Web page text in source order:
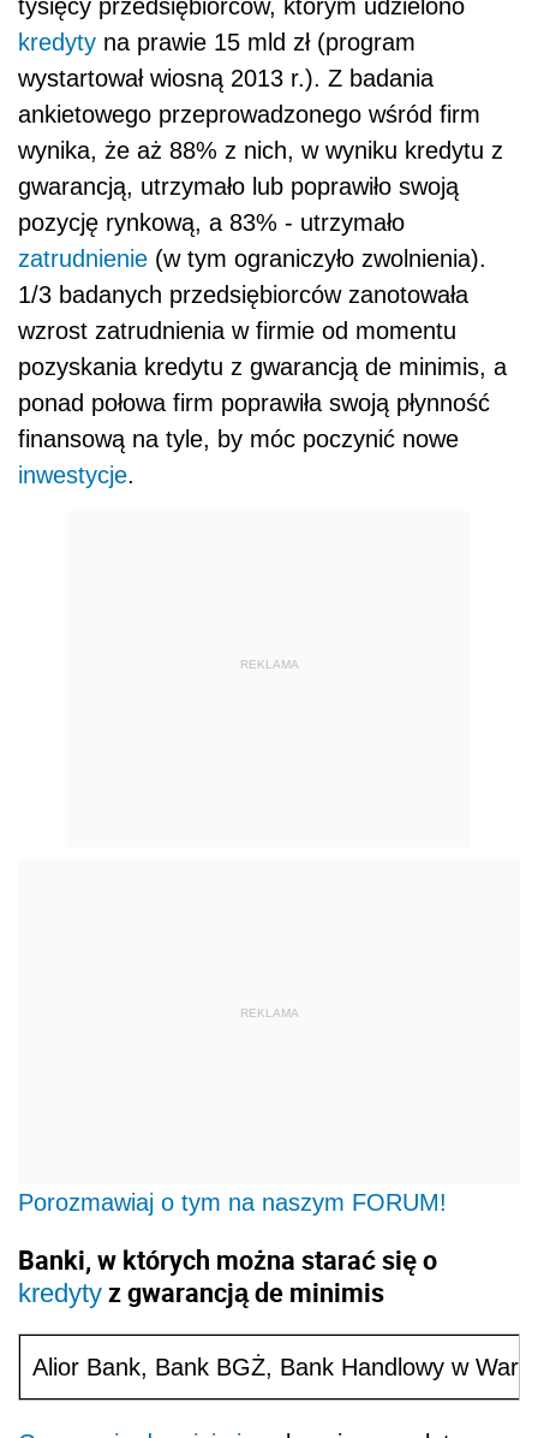
tysięcy przedsiębiorców, którym udzielono
kredyty na prawie 15 mld zł (program
wystartował wiosną 2013 r.). Z badania
ankietowego przeprowadzonego wśród firm
wynika, że aż 88% z nich, w wyniku kredytu z
gwarancją, utrzymało lub poprawiło swoją
pozycję rynkową, a 83% - utrzymało
zatrudnienie (w tym ograniczyło zwolnienia).
1/3 badanych przedsiębiorców zanotowała
wzrost zatrudnienia w firmie od momentu
pozyskania kredytu z gwarancją de minimis, a
ponad połowa firm poprawiła swoją płynność
finansową na tyle, by móc poczynić nowe
inwestycje.
REKLAMA
REKLAMA
Porozmawiaj o tym na naszym FORUM!
Banki, w których można starać się o
kredyty z gwarancją de minimis
Alior Bank, Bank BGŻ, Bank Handlowy w